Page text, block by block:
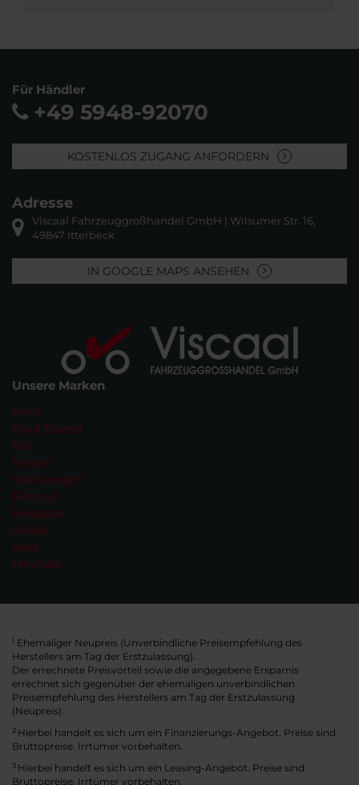
Für Händler
+49 5948-92070
KOSTENLOS ZUGANG ANFORDERN
Adresse
Viscaal Fahrzeuggroßhandel GmbH | Wilsumer Str. 16,
49847 Itterbeck
IN GOOGLE MAPS ANSEHEN
Unsere Marken
Ford
Ford Transit
Kia
Nissan
Volkswagen
Renault
Peugeot
Skoda
Seat
Hyundai
1 Ehemaliger Neupreis (Unverbindliche Preisempfehlung des
Herstellers am Tag der Erstzulassung).
Der errechnete Preisvorteil sowie die angegebene Ersparnis
errechnet sich gegenüber der ehemaligen unverbindlichen
Preisempfehlung des Herstellers am Tag der Erstzulassung
(Neupreis).
2 Hierbei handelt es sich um ein Finanzierungs-Angebot. Preise sind
Bruttopreise. Irrtümer vorbehalten.
3 Hierbei handelt es sich um ein Leasing-Angebot. Preise sind
Bruttopreise. Irrtümer vorbehalten.